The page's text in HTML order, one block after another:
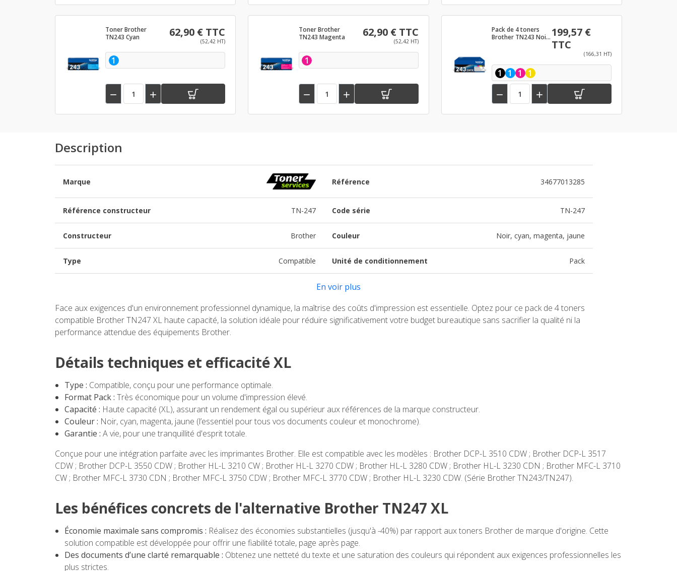
Toner Brother
TN243 Cyan
62,90 € TTC
(52,42 HT)
1
 
Toner Brother
TN243 Magenta
62,90 € TTC
(52,42 HT)
1
 
Pack de 4 toners
Brother TN243 Noir 199,57 €
TTC
(166,31 HT)
1 1 1 1
 
Description
Marque Référence 34677013285
Référence constructeur TN-247 Code série TN-247
Constructeur Brother Couleur Noir, cyan, magenta, jaune
Type Compatible Unité de conditionnement Pack
En voir plus
Face aux exigences d'un environnement professionnel dynamique, la maîtrise des coûts d'impression est essentielle. Optez pour ce pack de 4 toners
compatible Brother TN247 XL haute capacité, la solution idéale pour réduire significativement votre budget bureautique sans sacrifier la qualité ni la
performance attendue des équipements Brother.
Détails techniques et efficacité XL
Type : Compatible, conçu pour une performance optimale.
Format Pack : Très économique pour un volume d'impression élevé.
Capacité : Haute capacité (XL), assurant un rendement égal ou supérieur aux références de la marque constructeur.
Couleur : Noir, cyan, magenta, jaune (l’essentiel pour tous vos documents couleur et monochrome).
Garantie : A vie, pour une tranquillité d'esprit totale.
Conçue pour une intégration parfaite avec les imprimantes Brother. Elle est compatible avec les modèles : Brother DCP-L 3510 CDW ; Brother DCP-L 3517
CDW ; Brother DCP-L 3550 CDW ; Brother HL-L 3210 CW ; Brother HL-L 3270 CDW ; Brother HL-L 3280 CDW ; Brother HL-L 3230 CDN ; Brother MFC-L 3710
CW ; Brother MFC-L 3730 CDN ; Brother MFC-L 3750 CDW ; Brother MFC-L 3770 CDW ; Brother HL-L 3230 CDW. (Série Brother TN243/TN247).
Les bénéfices concrets de l'alternative Brother TN247 XL
Économie maximale sans compromis : Réalisez des économies substantielles (jusqu'à -40%) par rapport aux toners Brother de marque d'origine. Cette
solution compatible est développée pour offrir une fiabilité totale, page après page.
Des documents d’une clarté remarquable : Obtenez une netteté du texte et une saturation des couleurs qui répondent aux exigences professionnelles les
plus strictes.